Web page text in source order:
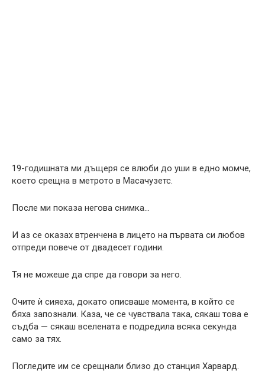
19-годишната ми дъщеря се влюби до уши в едно момче,
което срещна в метрото в Масачузетс.
После ми показа негова снимка…
И аз се оказах втренчена в лицето на първата си любов
отпреди повече от двадесет години.
Тя не можеше да спре да говори за него.
Очите ѝ сияеха, докато описваше момента, в който се
бяха запознали. Каза, че се чувствала така, сякаш това е
съдба — сякаш вселената е подредила всяка секунда
само за тях.
Погледите им се срещнали близо до станция Харвард.